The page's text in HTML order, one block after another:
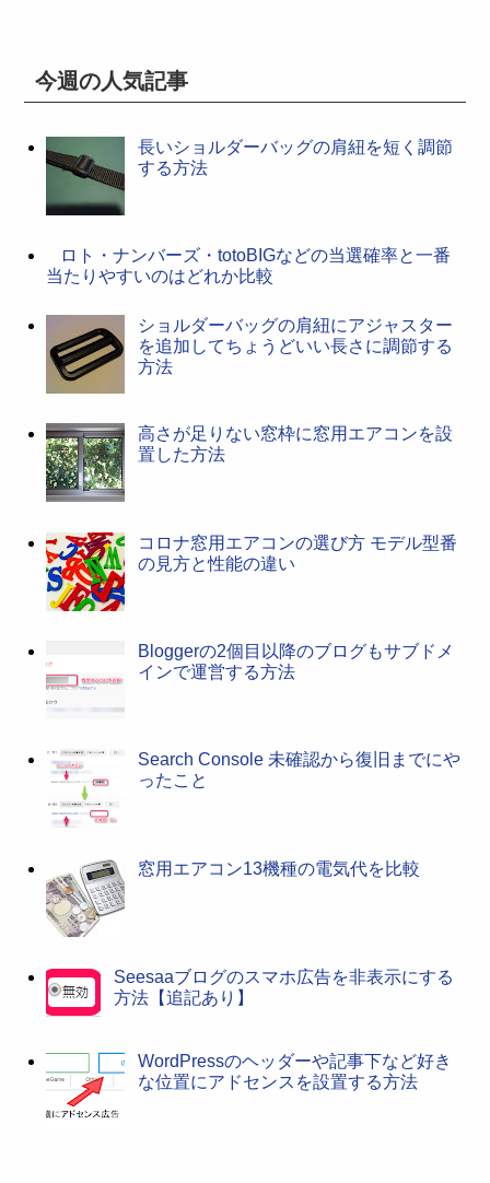
今週の人気記事
長いショルダーバッグの肩紐を短く調節
する方法
ロト・ナンバーズ・totoBIGなどの当選確率と一番
当たりやすいのはどれか比較
ショルダーバッグの肩紐にアジャスター
を追加してちょうどいい長さに調節する
方法
高さが足りない窓枠に窓用エアコンを設
置した方法
コロナ窓用エアコンの選び方 モデル型番
の見方と性能の違い
Bloggerの2個目以降のブログもサブドメ
インで運営する方法
Search Console 未確認から復旧までにや
ったこと
窓用エアコン13機種の電気代を比較
Seesaaブログのスマホ広告を非表示にする
方法【追記あり】
WordPressのヘッダーや記事下など好き
な位置にアドセンスを設置する方法